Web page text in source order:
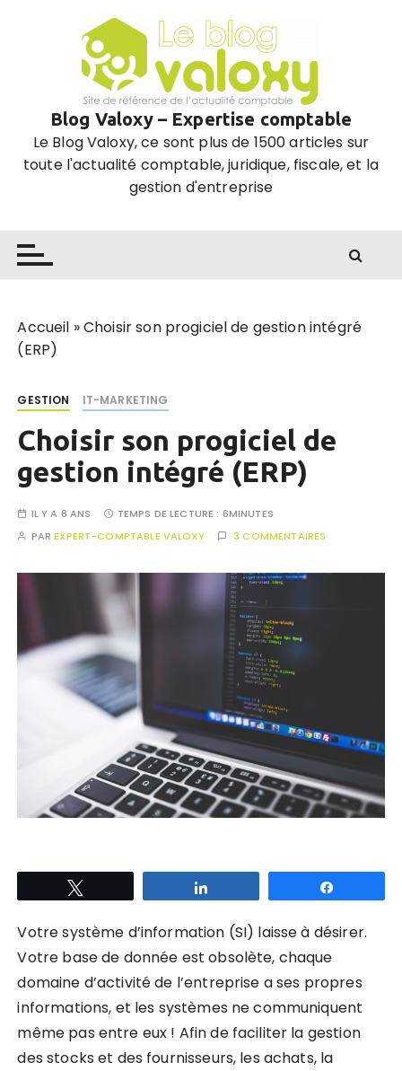
Blog Valoxy – Expertise comptable
Le Blog Valoxy, ce sont plus de 1500 articles sur
toute l'actualité comptable, juridique, fiscale, et la
gestion d'entreprise
Accueil »Choisir son progiciel de gestion intégré
(ERP)
GESTION IT-MARKETING
Choisir son progiciel de
gestion intégré (ERP)
IL Y A 8 ANS TEMPS DE LECTURE : 6MINUTES
PAREXPERT-COMPTABLE VALOXY 3 COMMENTAIRES
Votre système d’information (SI) laisse à désirer.
Votre base de donnée est obsolète, chaque
domaine d’activité de l’entreprise a ses propres
informations, et les systèmes ne communiquent
même pas entre eux ! Afin de faciliter la gestion
des stocks et des fournisseurs, les achats, la